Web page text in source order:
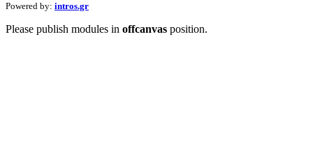
Powered by: intros.gr
Please publish modules in offcanvas position.